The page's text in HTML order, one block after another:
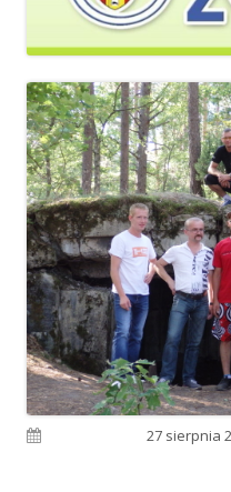
Opublikowano27 sierpnia